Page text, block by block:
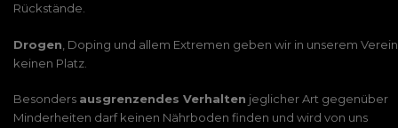
Rückstände.
Drogen , Doping und allem Extremen geben wir in unserem Verein
keinen Platz.
Besonders ausgrenzendes Verhalten jeglicher Art gegenüber
Minderheiten darf keinen Nährboden finden und wird von uns